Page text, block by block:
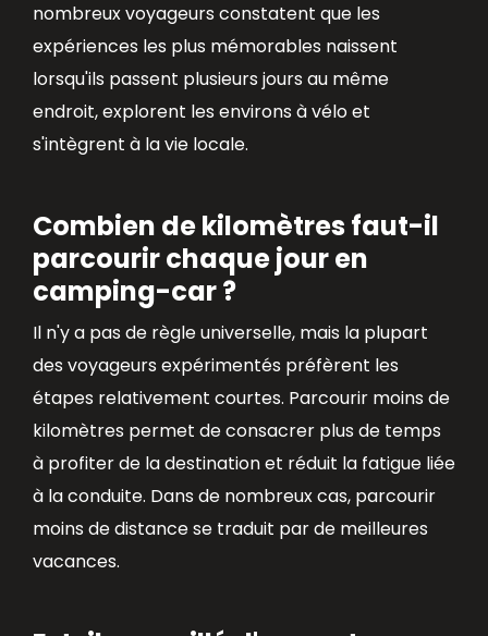
nombreux voyageurs constatent que les
expériences les plus mémorables naissent
lorsqu'ils passent plusieurs jours au même
endroit, explorent les environs à vélo et
s'intègrent à la vie locale.
Combien de kilomètres faut-il
parcourir chaque jour en
camping-car ?
Il n'y a pas de règle universelle, mais la plupart
des voyageurs expérimentés préfèrent les
étapes relativement courtes. Parcourir moins de
kilomètres permet de consacrer plus de temps
à profiter de la destination et réduit la fatigue liée
à la conduite. Dans de nombreux cas, parcourir
moins de distance se traduit par de meilleures
vacances.